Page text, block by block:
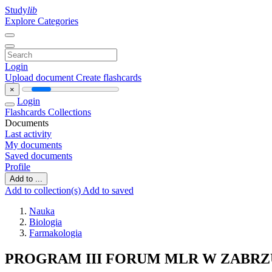
Studylib
Explore Categories
Login
Upload document Create flashcards
×
Login
Flashcards Collections
Documents
Last activity
My documents
Saved documents
Profile
Add to ...
Add to collection(s) Add to saved
Nauka
Biologia
Farmakologia
PROGRAM III FORUM MLR W